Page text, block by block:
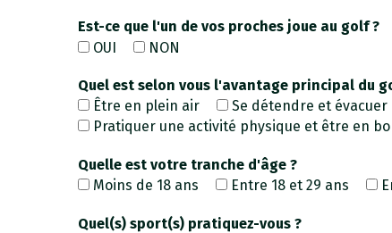
Est-ce que l'un de vos proches joue au golf ?
OUI
NON
Quel est selon vous l'avantage principal du
Être en plein air
Se détendre et évacuer
Pratiquer une activité physique et être en
Quelle est votre tranche d'âge ?
Moins de 18 ans
Entre 18 et 29 ans
Quel(s) sport(s) pratiquez-vous ?